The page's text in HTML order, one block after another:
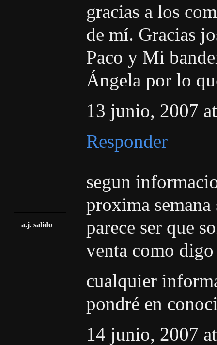
gracias a los
de mí. Gracias
Paco y Mi
Ángela por lo
13 junio, 2007
Responder
a.j. salido
segun
proxima
parece ser que
venta como
cualquier
pondré en
14 junio, 2007